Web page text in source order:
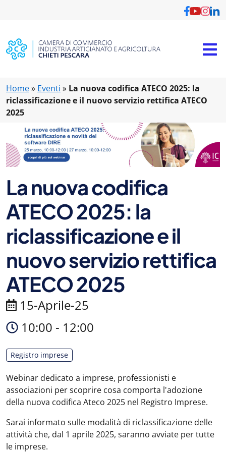
Home» Eventi » La nuova codifica ATECO 2025: la
riclassificazione e il nuovo servizio rettifica ATECO
2025
La nuova codifica
ATECO 2025: la
riclassificazione e il
nuovo servizio rettifica
ATECO 2025
15-Aprile-25
10:00 - 12:00
Registro imprese
Webinar dedicato a imprese, professionisti e
associazioni per scoprire cosa comporta l'adozione
della nuova codifica Ateco 2025 nel Registro Imprese.
Sarai informato sulle modalità di riclassificazione delle
attività che, dal 1 aprile 2025, saranno avviate per tutte
le imprese.